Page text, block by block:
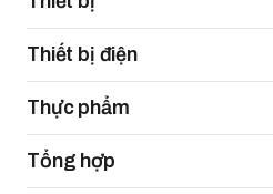
Thiết bị điện
Thực phẩm
Tổng hợp